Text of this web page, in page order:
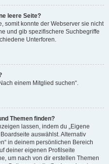
leere Seite?
somit konnte der Webserver sie nicht
und gib spezifischere Suchbegriffe
Unterforen.
einem Mitglied suchen“.
Themen finden?
lassen, indem du „Eigene
auswählst. Alternativ
in deinem persönlichen Bereich
deiner eigenen Profilseite
um nach von dir erstellen Themen